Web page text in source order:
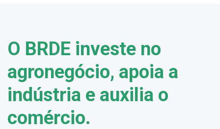
O BRDE investe no
agronegócio, apoia a
indústria e auxilia o
comércio.